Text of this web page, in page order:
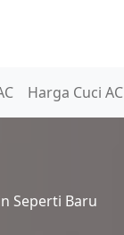
Harga Cuci AC
Seperti Baru